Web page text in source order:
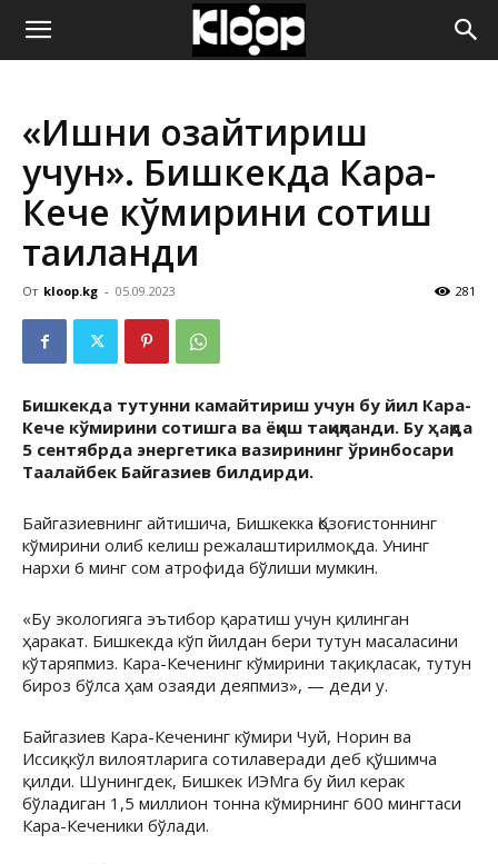
ҚИРҒИЗИСТОН
ЯНГИЛИКЛАРИ
«Ишни озайтириш
учун». Бишкекда Кара-
Кече кўмирини сотиш
тақиқланди
От kloop.kg - 05.09.2023 281
Бишкекда тутунни камайтириш учун бу йил Кара-
Кече кўмирини сотишга ва ёқиш тақиқланди. Бу ҳақда
5 сентябрда энергетика вазирининг ўринбосари
Таалайбек Байгазиев билдирди.
Байгазиевнинг айтишича, Бишкекка Қозоғистоннинг
кўмирини олиб келиш режалаштирилмоқда. Унинг
нархи 6 минг сом атрофида бўлиши мумкин.
«Бу экологияга эътибор қаратиш учун қилинган
ҳаракат. Бишкекда кўп йилдан бери тутун масаласини
кўтаряпмиз. Кара-Кеченинг кўмирини тақиқласак, тутун
бироз бўлса ҳам озаяди деяпмиз», — деди у.
Байгазиев Кара-Кеченинг кўмири Чуй, Норин ва
Иссиқкўл вилоятларига сотилаверади деб қўшимча
қилди. Шунингдек, Бишкек ИЭМга бу йил керак
бўладиган 1,5 миллион тонна кўмирнинг 600 мингтаси
Кара-Кеченики бўлади.